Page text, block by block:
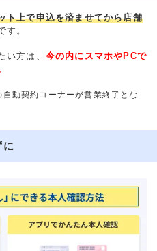
ト上で申込を済ませてから店舗
す。
い方は、 今の内にスマホやPCで
動契約コーナーが営業終了とな
に